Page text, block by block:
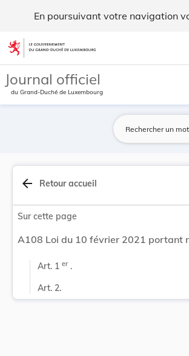
En poursuivant votre navigation
Aller au contenu
Journal officiel
du Grand-Duché de Luxembourg
arrow_back Retour accueil
Sur cette page
Art. 1 er .
Art. 2.